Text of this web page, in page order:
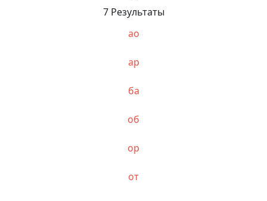
7 Результаты
ао
ар
ба
об
ор
от